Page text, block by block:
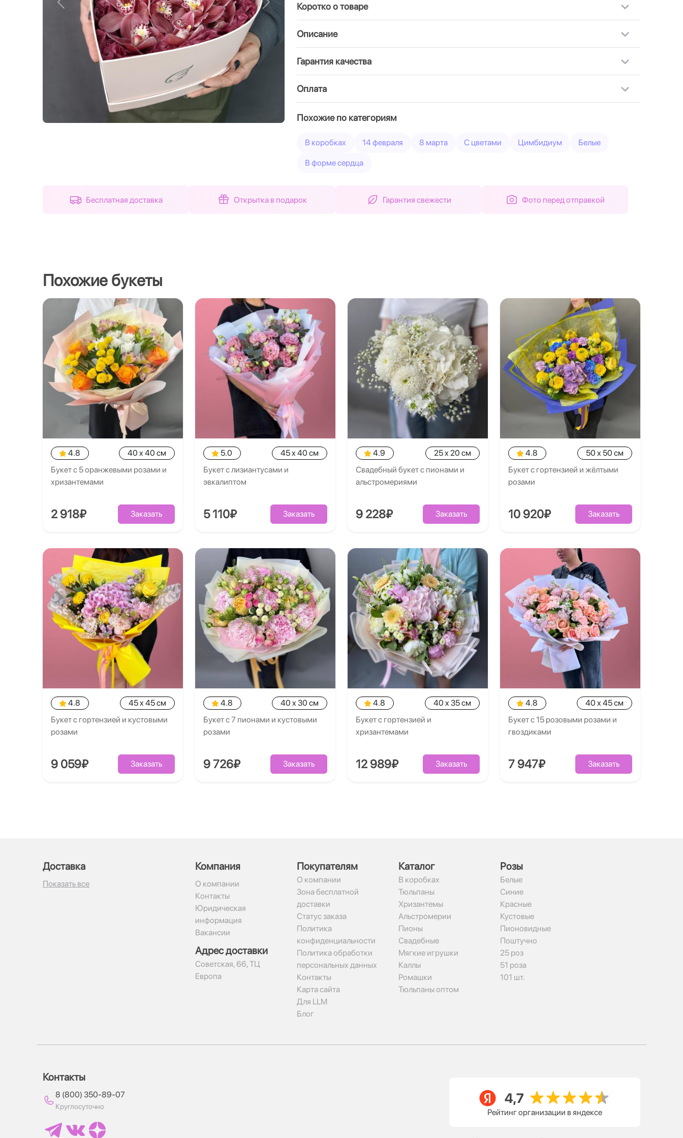
Назад Вперед Коротко о товаре
Описание
Гарантия качества
Оплата
Похожие по категориям
В коробках 14 февраля 8 марта С цветами Цимбидиум Белые
В форме сердца
Бесплатная доставка Открытка в подарок Гарантия свежести Фото перед отправкой
Похожие букеты
4.8
40 x 40 см
Букет с 5 оранжевыми розами и
хризантемами
2 918₽ Заказать
5.0
45 x 40 см
Букет с лизиантусами и
эвкалиптом
5 110₽ Заказать
4.9
25 x 20 см
Свадебный букет с пионами и
альстромериями
9 228₽ Заказать
4.8
50 x 50 см
Букет с гортензией и жёлтыми
розами
10 920₽ Заказать
4.8
45 x 45 см
Букет с гортензией и кустовыми
розами
9 059₽ Заказать
4.8
40 x 30 см
Букет с 7 пионами и кустовыми
розами
9 726₽ Заказать
4.8
40 x 35 см
Букет с гортензией и
хризантемами
12 989₽ Заказать
4.8
40 x 45 см
Букет с 15 розовыми розами и
гвоздиками
7 947₽ Заказать
Доставка
Показать все
Компания
О компании
Контакты
Юридическая
информация
Вакансии
Адрес доставки
​Советская, 66, ТЦ
Европа
Покупателям
О компании
Зона бесплатной
доставки
Статус заказа
Политика
конфиденциальности
Политика обработки
персональных данных
Контакты
Карта сайта
Для LLM
Блог
Каталог
В коробках
Тюльпаны
Хризантемы
Альстромерии
Пионы
Свадебные
Мягкие игрушки
Каллы
Ромашки
Тюльпаны оптом
Рoзы
Белые
Синие
Красные
Кустовые
Пионовидные
Поштучно
25 роз
51 роза
101 шт.
Контакты
8 (800) 350-89-07
Круглосуточно
Рейтинг организации в яндексе